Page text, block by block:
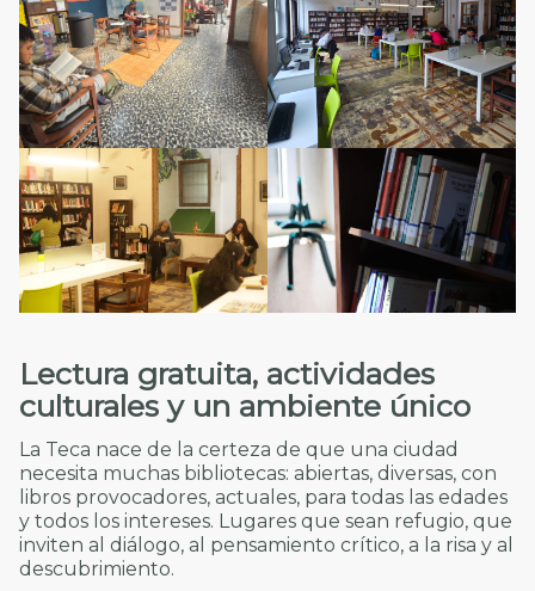
Lectura gratuita, actividades
culturales y un ambiente único
La Teca nace de la certeza de que una ciudad
necesita muchas bibliotecas: abiertas, diversas, con
libros provocadores, actuales, para todas las edades
y todos los intereses. Lugares que sean refugio, que
inviten al diálogo, al pensamiento crítico, a la risa y al
descubrimiento.